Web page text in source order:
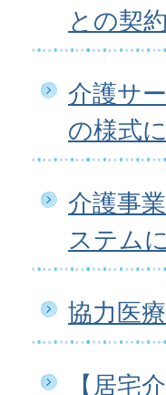
との契
介護サ
の様式
介護事
ステム
協力医
【居宅